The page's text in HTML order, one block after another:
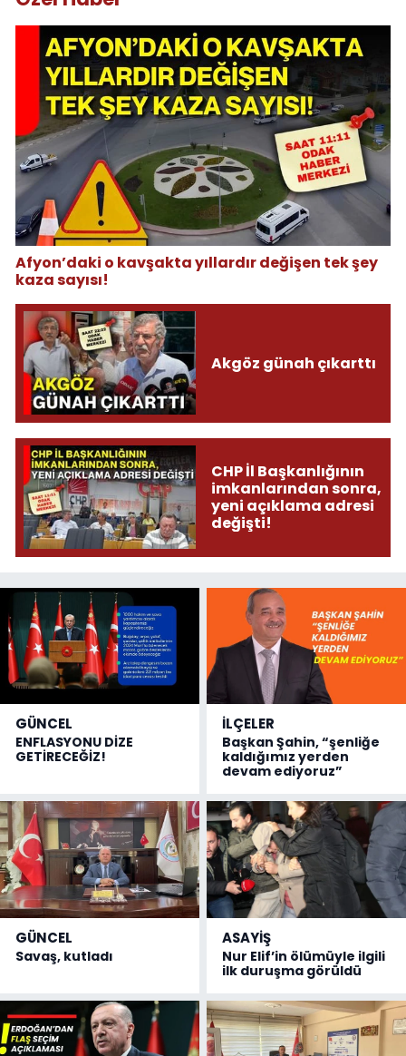
Afyon’daki o kavşakta yıllardır değişen tek şey
kaza sayısı!
Akgöz günah çıkarttı
CHP İl Başkanlığının
imkanlarından sonra,
yeni açıklama adresi
değişti!
GÜNCEL
ENFLASYONU DİZE
GETİRECEĞİZ!
İLÇELER
Başkan Şahin, “şenliğe
kaldığımız yerden
devam ediyoruz”
GÜNCEL
Savaş, kutladı
ASAYİŞ
Nur Elif’in ölümüyle ilgili
ilk duruşma görüldü